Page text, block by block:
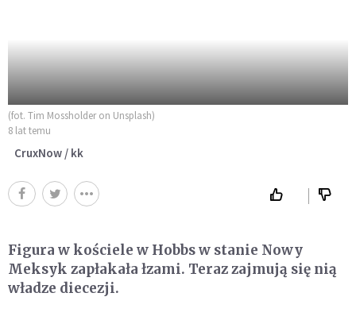
(fot. Tim Mossholder on Unsplash)
8 lat temu
CruxNow / kk
Figura w kościele w Hobbs w stanie Nowy
Meksyk zapłakała łzami. Teraz zajmują się nią
władze diecezji.